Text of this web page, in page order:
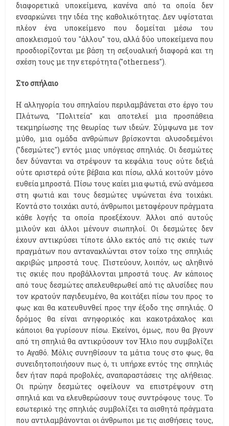
διαφορετικά υποκείμενα, κανένα από τα οποία δεν
ενσαρκώνει την ιδέα της καθολικότητας. Δεν υφίσταται
πλέον ένα υποκείμενο που δομείται μέσω του
αποκλεισμού του ''άλλου'' του, αλλά δύο υποκείμενα που
προσδιορίζονται με βάση τη σεξουαλική διαφορά και τη
σχέση τους με την ετερότητα (''otherness'').
Στο σπήλαιο
Η αλληγορία του σπηλαίου περιλαμβάνεται στο έργο του
Πλάτωνα, ''Πολιτεία'' και αποτελεί μια προσπάθεια
τεκμηρίωσης της θεωρίας των ιδεών. Σύμφωνα με τον
μύθο, μια ομάδα ανθρώπων βρίσκονται αλυσοδεμένοι
(''δεσμώτες'') εντός μιας υπόγειας σπηλιάς. Οι δεσμώτες
δεν δύνανται να στρέψουν τα κεφάλια τους ούτε δεξιά
ούτε αριστερά ούτε βέβαια και πίσω, αλλά κοιτούν μόνο
ευθεία μπροστά. Πίσω τους καίει μια φωτιά, ενώ ανάμεσα
στη φωτιά και τους δεσμώτες υψώνεται ένα τοιχάκι.
Κοντά στο τοιχάκι αυτό, άνθρωποι μεταφέρουν πράγματα
κάθε λογής τα οποία προεξέχουν. Άλλοι από αυτούς
μιλούν και άλλοι μένουν σιωπηλοί. Οι δεσμώτες δεν
έχουν αντικρύσει τίποτε άλλο εκτός από τις σκιές των
πραγμάτων που αντανακλώνται στον τοίχο της σπηλιάς
ακριβώς μπροστά τους. Πιστεύουν, λοιπόν, ως αληθινό
τις σκιές που προβάλλονται μπροστά τους. Αν κάποιος
από τους δεσμώτες απελευθερωθεί από τις αλυσίδες που
τον κρατούν παγιδευμένο, θα κοιτάξει πίσω του προς το
φως και θα κατευθυνθεί προς την έξοδο της σπηλιάς. Ο
δρόμος θα είναι ανηφορικός και κακοτράχαλος και
κάποιοι θα γυρίσουν πίσω. Εκείνοι, όμως, που θα βγουν
από τη σπηλιά θα αντικρύσουν τον Ήλιο που συμβολίζει
το Αγαθό. Μόλις συνηθίσουν τα μάτια τους στο φως, θα
συνειδητοποιήσουν πως ό, τι υπήρχε εντός της σπηλιάς
δεν ήταν παρά προβολές, αναπαραστάσεις της αλήθειας.
Οι πρώην δεσμώτες οφείλουν να επιστρέψουν στη
σπηλιά και να ελευθερώσουν τους συντρόφους τους. Το
εσωτερικό της σπηλιάς συμβολίζει τα αισθητά πράγματα
που αντιλαμβάνονται οι άνθρωποι με τις αισθήσεις τους,